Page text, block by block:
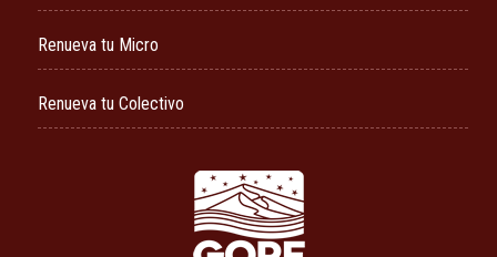
Renueva tu Micro
Renueva tu Colectivo